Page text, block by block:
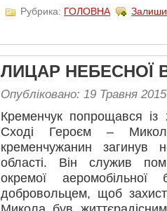
Рубрика: ГОЛОВНА
ЛИЦАР НЕБЕСНОЇ
Опубліковано: 19 Травня 2015
Кременчук попрощався
Сході Героєм –
кременчужанин загинув
області. Він служив
окремої
добровольцем, щоб